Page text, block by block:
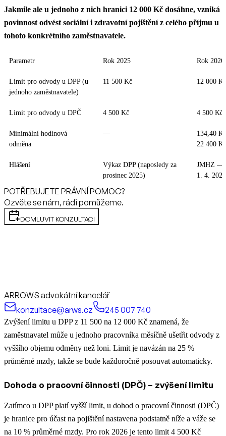
Jakmile ale u jednoho z nich hranici 12 000 Kč dosáhne, vzniká
povinnost odvést sociální i zdravotní pojištění z celého příjmu u
tohoto konkrétního zaměstnavatele.
Parametr Rok 2025 Rok 2026
Limit pro odvody u DPP (u
jednoho zaměstnavatele)
11 500 Kč 12 000 Kč
Limit pro odvody u DPČ 4 500 Kč 4 500 Kč
Minimální hodinová
odměna
—
134,40
22 400
Hlášení
Výkaz DPP (naposledy za
prosinec 2025)
JMHZ —
1. 4. 2026
POTŘEBUJETE PRÁVNÍ POMOC?
Ozvěte se nám, rádi pomůžeme.
DOMLUVIT KONZULTACI
ARROWS advokátní kancelář
konzultace@arws.cz
245 007 740
Zvýšení limitu u DPP z 11 500 na 12 000 Kč znamená, že
zaměstnavatel může u jednoho pracovníka měsíčně ušetřit odvody z
vyššího objemu odměny než loni. Limit je navázán na 25 %
průměrné mzdy, takže se bude každoročně posouvat automaticky.
Dohoda o pracovní činnosti (DPČ) – zvýšení limitu
Zatímco u DPP platí vyšší limit, u dohod o pracovní činnosti (DPČ)
je hranice pro účast na pojištění nastavena podstatně níže a váže se
na 10 % průměrné mzdy. Pro rok 2026 je tento limit 4 500 Kč